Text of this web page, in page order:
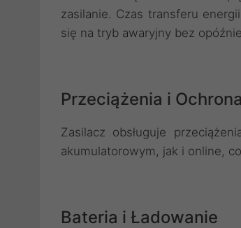
zasilanie. Czas transferu
się na tryb awaryjny bez
Przeciążenia i Ochrona
Zasilacz obsługuje
akumulatorowym, jak i online,
Bateria i Ładowanie